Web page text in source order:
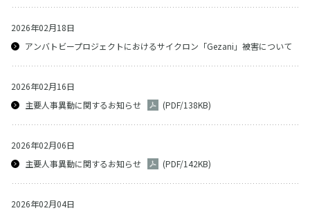
2026年02月18日
アンバトビープロジェクトにおけるサイクロン「Gezani」被害について
2026年02月16日
主要人事異動に関するお知らせ
(PDF/138KB)
2026年02月06日
主要人事異動に関するお知らせ
(PDF/142KB)
2026年02月04日